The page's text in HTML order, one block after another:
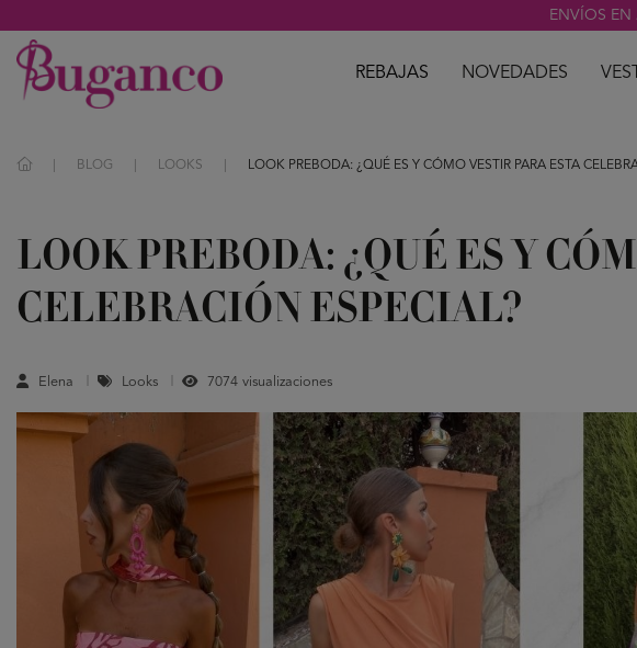
ENVÍOS EN
REBAJAS NOVEDADES
BLOG LOOKS LOOK PREBODA: ¿QUÉ ES Y CÓMO VESTIR PARA ESTA
LOOK PREBODA: ¿QUÉ ES Y
CELEBRACIÓN ESPECIAL?
Elena Looks 7074 visualizaciones